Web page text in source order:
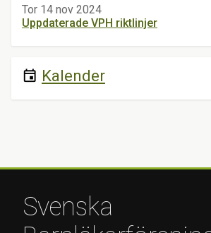
Tor 14 nov 2024
Uppdaterade VPH riktlinjer
event Kalender
Svenska